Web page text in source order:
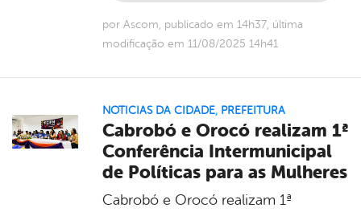
por Ascom, publicado em 14h37, última
modificação em 11/08/2025 14h41
NOTICIAS DA CIDADE, PREFEITURA
Cabrobó e Orocó realizam 1ª
Conferência Intermunicipal
de Políticas para as Mulheres
Cabrobó e Orocó realizam 1ª